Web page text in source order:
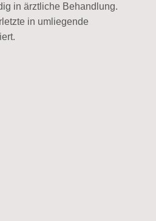
in ärztliche Behandlung.
in umliegende